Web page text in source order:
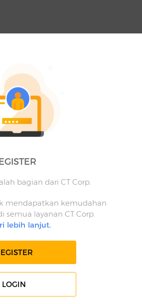
bagian dari CT Corp.
mendapatkan kemudahan
layanan CT Corp.
lebih lanjut.
LOGIN